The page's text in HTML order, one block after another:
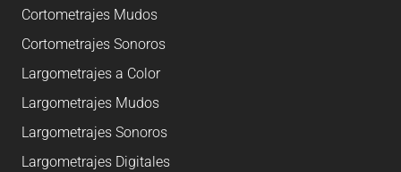
Cortometrajes Mudos
Cortometrajes Sonoros
Largometrajes a Color
Largometrajes Mudos
Largometrajes Sonoros
Largometrajes Digitales